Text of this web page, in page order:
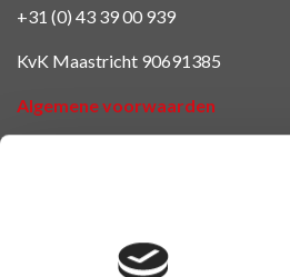
+31 (0) 43 39 00 939
KvK Maastricht 90691385
Algemene voorwaarden